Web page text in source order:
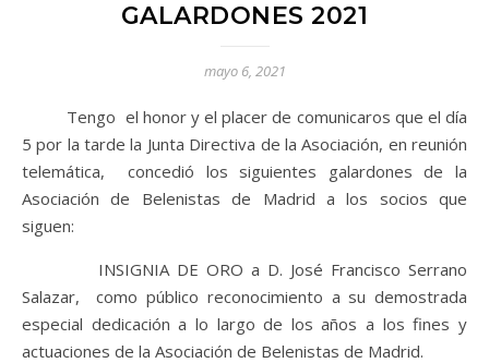
GALARDONES 2021
mayo 6, 2021
Tengo el honor y el placer de comunicaros que el día
5 por la tarde la Junta Directiva de la Asociación, en reunión
telemática, concedió los siguientes galardones de la
Asociación de Belenistas de Madrid a los socios que
siguen:
INSIGNIA DE ORO a D. José Francisco Serrano
Salazar, como público reconocimiento a su demostrada
especial dedicación a lo largo de los años a los fines y
actuaciones de la Asociación de Belenistas de Madrid.